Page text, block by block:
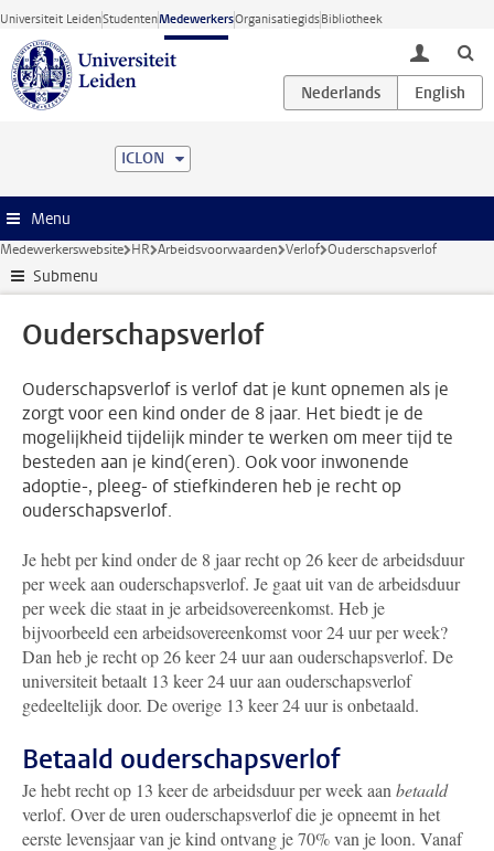
Ga direct naar de inhoud
Universiteit LeidenStudentenMedewerkersOrganisatiegidsBibliotheek
toggle
ICLON
Menu
Medewerkerswebsite HR Arbeidsvoorwaarden Verlof Ouderschapsverlof
Submenu
Ouderschapsverlof
Ouderschapsverlof is verlof dat je kunt opnemen als je
zorgt voor een kind onder de 8 jaar. Het biedt je de
mogelijkheid tijdelijk minder te werken om meer tijd te
besteden aan je kind(eren). Ook voor inwonende
adoptie-, pleeg- of stiefkinderen heb je recht op
ouderschapsverlof.
Je hebt per kind onder de 8 jaar recht op 26 keer de arbeidsduur
per week aan ouderschapsverlof. Je gaat uit van de arbeidsduur
per week die staat in je arbeidsovereenkomst. Heb je
bijvoorbeeld een arbeidsovereenkomst voor 24 uur per week?
Dan heb je recht op 26 keer 24 uur aan ouderschapsverlof. De
universiteit betaalt 13 keer 24 uur aan ouderschapsverlof
gedeeltelijk door. De overige 13 keer 24 uur is onbetaald.
Betaald ouderschapsverlof
Je hebt recht op 13 keer de arbeidsduur per week aan betaald
verlof. Over de uren ouderschapsverlof die je opneemt in het
eerste levensjaar van je kind ontvang je 70% van je loon. Vanaf